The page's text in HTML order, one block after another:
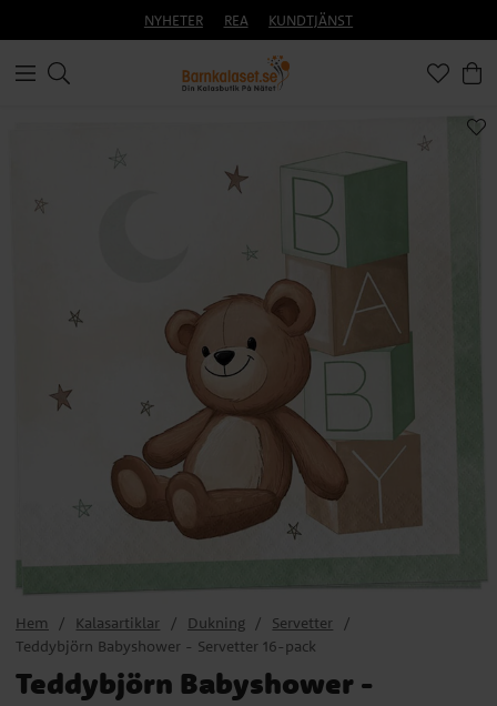
NYHETER REA KUNDTJÄNST
Hem Kalasartiklar Dukning
Servetter
Teddybjörn Babyshower - Servetter 16-pack
Teddybjörn Babyshower -